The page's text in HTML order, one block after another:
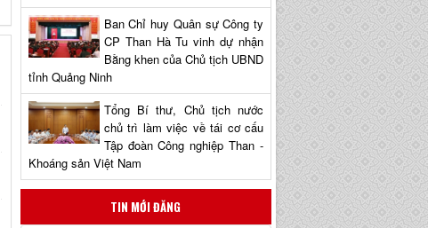
Ban Chỉ huy Quân sự Công ty
CP Than Hà Tu vinh dự nhận
Bằng khen của Chủ tịch UBND
tỉnh Quảng Ninh
Tổng Bí thư, Chủ tịch nước
chủ trì làm việc về tái cơ cấu
Tập đoàn Công nghiệp Than -
Khoáng sản Việt Nam
TIN MỚI ĐĂNG